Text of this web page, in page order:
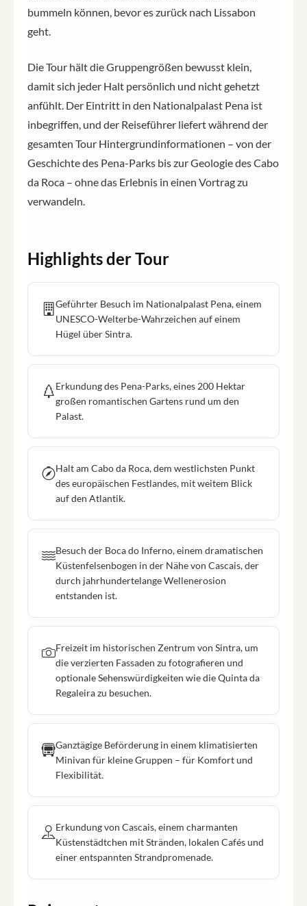
bummeln können, bevor es zurück nach Lissabon
geht.
Die Tour hält die Gruppengrößen bewusst klein,
damit sich jeder Halt persönlich und nicht gehetzt
anfühlt. Der Eintritt in den Nationalpalast Pena ist
inbegriffen, und der Reiseführer liefert während der
gesamten Tour Hintergrundinformationen – von der
Geschichte des Pena-Parks bis zur Geologie des Cabo
da Roca – ohne das Erlebnis in einen Vortrag zu
verwandeln.
Highlights der Tour
Geführter Besuch im Nationalpalast Pena, einem
UNESCO-Welterbe-Wahrzeichen auf einem
Hügel über Sintra.
Erkundung des Pena-Parks, eines 200 Hektar
großen romantischen Gartens rund um den
Palast.
Halt am Cabo da Roca, dem westlichsten Punkt
des europäischen Festlandes, mit weitem Blick
auf den Atlantik.
Besuch der Boca do Inferno, einem dramatischen
Küstenfelsenbogen in der Nähe von Cascais, der
durch jahrhundertelange Wellenerosion
entstanden ist.
Freizeit im historischen Zentrum von Sintra, um
die verzierten Fassaden zu fotografieren und
optionale Sehenswürdigkeiten wie die Quinta da
Regaleira zu besuchen.
Ganztägige Beförderung in einem klimatisierten
Minivan für kleine Gruppen – für Komfort und
Flexibilität.
Erkundung von Cascais, einem charmanten
Küstenstädtchen mit Stränden, lokalen Cafés und
einer entspannten Strandpromenade.